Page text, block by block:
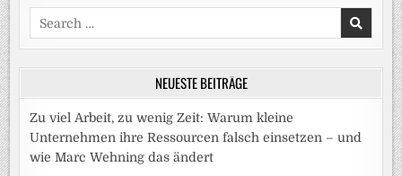
Search
for:
NEUESTE BEITRÄGE
Zu viel Arbeit, zu wenig Zeit: Warum kleine
Unternehmen ihre Ressourcen falsch einsetzen – und
wie Marc Wehning das ändert